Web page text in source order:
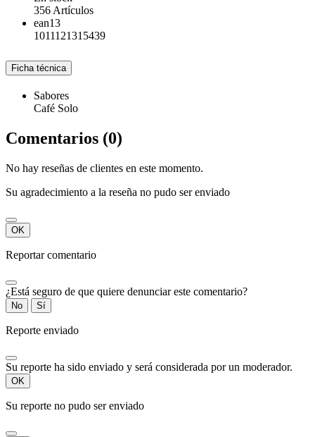
356 Artículos
ean13
1011121315439
Ficha técnica
Sabores
Café Solo
Comentarios (0)
No hay reseñas de clientes en este momento.
Su agradecimiento a la reseña no pudo ser enviado
OK
Reportar comentario
¿Está seguro de que quiere denunciar este comentario?
No Sí
Reporte enviado
Su reporte ha sido enviado y será considerada por un moderador.
OK
Su reporte no pudo ser enviado